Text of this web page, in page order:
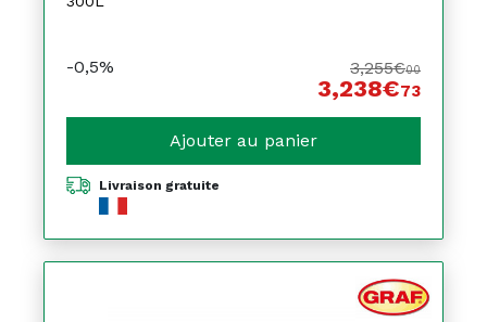
-0,5% 3,255€00
3,238€73
Ajouter au panier
Livraison gratuite